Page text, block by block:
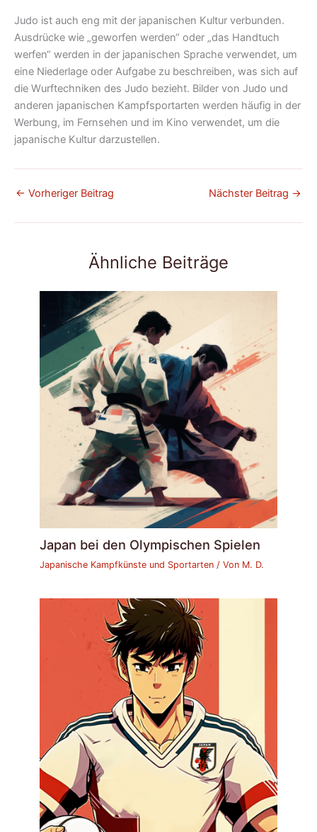
Judo ist auch eng mit der japanischen Kultur verbunden.
Ausdrücke wie „geworfen werden“ oder „das Handtuch
werfen“ werden in der japanischen Sprache verwendet, um
eine Niederlage oder Aufgabe zu beschreiben, was sich auf
die Wurftechniken des Judo bezieht. Bilder von Judo und
anderen japanischen Kampfsportarten werden häufig in der
Werbung, im Fernsehen und im Kino verwendet, um die
japanische Kultur darzustellen.
← Vorheriger Beitrag Nächster Beitrag →
Ähnliche Beiträge
Japan bei den Olympischen Spielen
Japanische Kampfkünste und Sportarten / Von M. D.